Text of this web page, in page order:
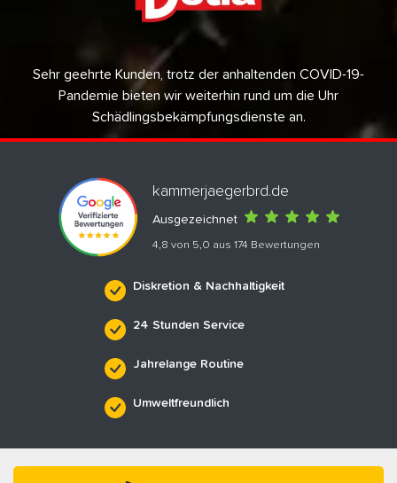
Sehr geehrte Kunden, trotz der anhaltenden COVID-19-
Pandemie bieten wir weiterhin rund um die Uhr
Schädlingsbekämpfungsdienste an.
kammerjaegerbrd.de
Ausgezeichnet
4,8 von 5,0 aus 174 Bewertungen
Diskretion & Nachhaltigkeit
24 Stunden Service
Jahrelange Routine
Umweltfreundlich